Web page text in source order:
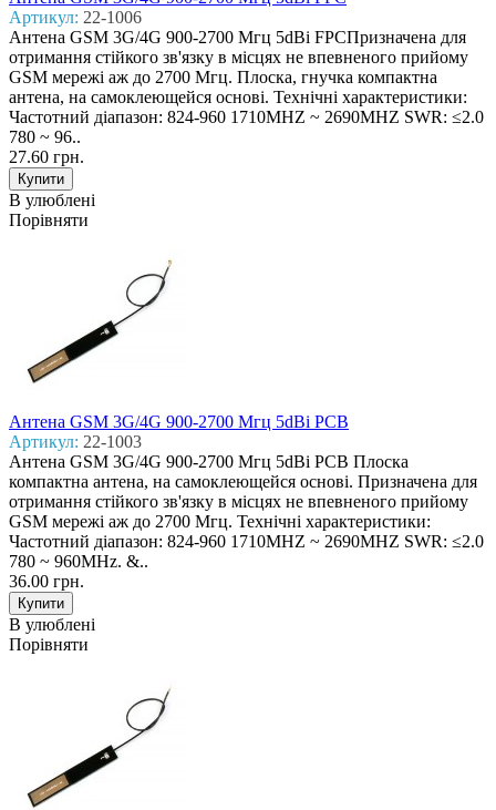
Артикул: 22-1006
Антена GSM 3G/4G 900-2700 Mгц 5dBi FPCПризначена для
отримання стійкого зв'язку в місцях не впевненого прийому
GSM мережі аж до 2700 Мгц. Плоска, гнучка компактна
антена, на самоклеющейся основі. Технічні характеристики:
Частотний діапазон: 824-960 1710MHZ ~ 2690MHZ SWR: ≤2.0
780 ~ 96..
27.60 грн.
В улюблені
Порівняти
Антена GSM 3G/4G 900-2700 Mгц 5dBi PCB
Артикул: 22-1003
Антена GSM 3G/4G 900-2700 Mгц 5dBi PCB Плоска
компактна антена, на самоклеющейся основі. Призначена для
отримання стійкого зв'язку в місцях не впевненого прийому
GSM мережі аж до 2700 Мгц. Технічні характеристики:
Частотний діапазон: 824-960 1710MHZ ~ 2690MHZ SWR: ≤2.0
780 ~ 960MHz. &..
36.00 грн.
В улюблені
Порівняти